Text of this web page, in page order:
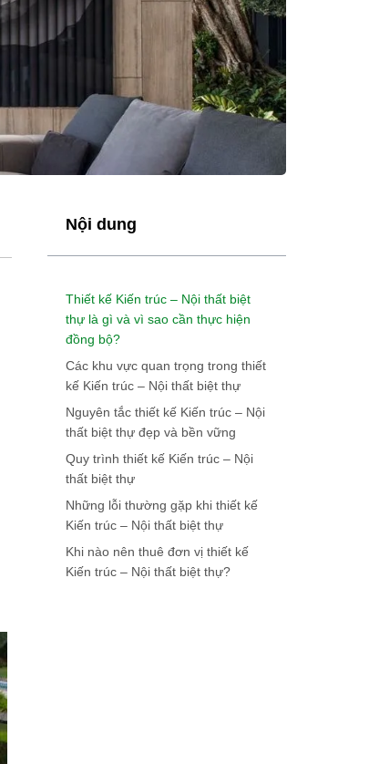
Nội dung
Thiết kế Kiến trúc – Nội thất biệt
thự là gì và vì sao cần thực hiện
đồng bộ?
Các khu vực quan trọng trong thiết
kế Kiến trúc – Nội thất biệt thự
Nguyên tắc thiết kế Kiến trúc – Nội
thất biệt thự đẹp và bền vững
Quy trình thiết kế Kiến trúc – Nội
thất biệt thự
Những lỗi thường gặp khi thiết kế
Kiến trúc – Nội thất biệt thự
Khi nào nên thuê đơn vị thiết kế
Kiến trúc – Nội thất biệt thự?